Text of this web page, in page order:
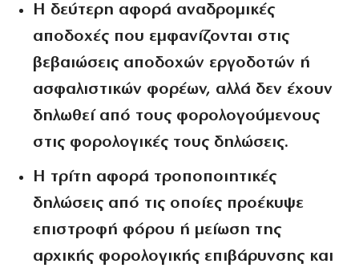
Η δεύτερη αφορά αναδρομικές
αποδοχές που εμφανίζονται στις
βεβαιώσεις αποδοχών εργοδοτών ή
ασφαλιστικών φορέων, αλλά δεν έχουν
δηλωθεί από τους φορολογούμενους
στις φορολογικές τους δηλώσεις.
Η τρίτη αφορά τροποποιητικές
δηλώσεις από τις οποίες προέκυψε
επιστροφή φόρου ή μείωση της
αρχικής φορολογικής επιβάρυνσης και